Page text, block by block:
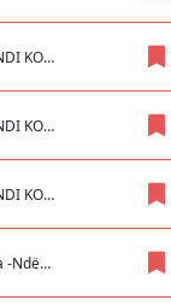
KUVENDI KOMUNAL I KLINËS
KUVENDI KOMUNAL LIPIJAN
KUVENDI KOMUNAL MALISHEVE
Trepça -Ndërrmarrje në Administrim të AKP